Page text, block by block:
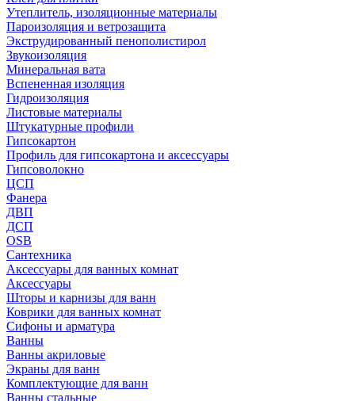
Утеплитель, изоляционные материалы
Пароизоляция и ветрозащита
Экструдированный пенополистирол
Звукоизоляция
Минеральная вата
Вспененная изоляция
Гидроизоляция
Листовые материалы
Штукатурные профили
Гипсокартон
Профиль для гипсокартона и аксессуары
Гипсоволокно
ЦСП
Фанера
ДВП
ДСП
OSB
Сантехника
Аксессуары для ванных комнат
Аксессуары
Шторы и карнизы для ванн
Коврики для ванных комнат
Сифоны и арматура
Ванны
Ванны акриловые
Экраны для ванн
Комплектующие для ванн
Ванны стальные